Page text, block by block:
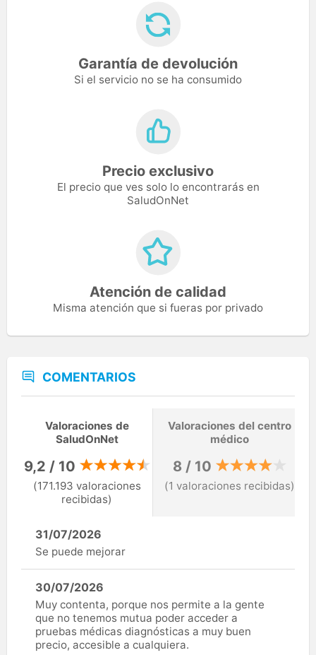
Garantía de devolución
Si el servicio no se ha consumido
Precio exclusivo
El precio que ves solo lo encontrarás en
SaludOnNet
Atención de calidad
Misma atención que si fueras por privado
COMENTARIOS
Valoraciones de
SaludOnNet
9,2 / 10
(171.193 valoraciones
recibidas)
Valoraciones del centro
médico
8 / 10
(1 valoraciones recibidas)
31/07/2026
Se puede mejorar
30/07/2026
Muy contenta, porque nos permite a la gente
que no tenemos mutua poder acceder a
pruebas médicas diagnósticas a muy buen
precio, accesible a cualquiera.